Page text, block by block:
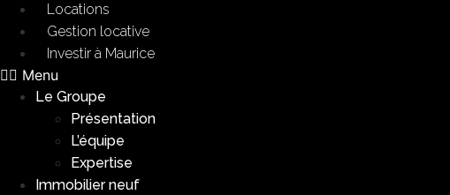
Locations
Gestion locative
Investir à Maurice
Menu
Le Groupe
Présentation
L’équipe
Expertise
Immobilier neuf